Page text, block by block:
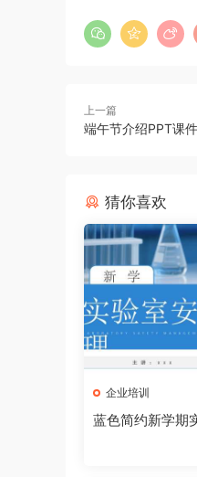
上一篇
端午节介绍PPT课
猜你喜欢
企业培训
蓝色简约新学期